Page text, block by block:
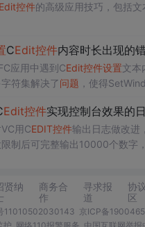
Edit控件的高级应用技巧，包括
CEdit控件内容时长出现的
应用中遇到CEdit控件设置文本
符集解决了问题 ，使得
Edit控件实现控制台效果的
用CEDIT控件输出日志做改进
制后可完整输出10000个数字
贤纳
商务合
作
寻求报
道
协
区
11010502030143 京ICP备